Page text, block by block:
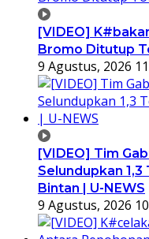
[VIDEO]
Bromo Ditutup
9 Agustus, 2026
[VIDEO] Tim
Selundupkan
Bintan | U-NEWS
9 Agustus, 2026